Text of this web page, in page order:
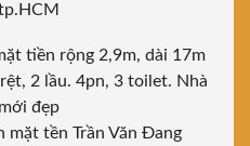
tiền rộng 2,9m, dài 17m
2 lầu. 4pn, 3 toilet. Nhà
đẹp
mặt tền Trần Văn Đang